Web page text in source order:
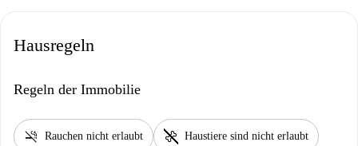
Hausregeln
Regeln der Immobilie
smoke_free Rauchen nicht erlaubt pet_supplies Haustiere sind nicht erlaubt